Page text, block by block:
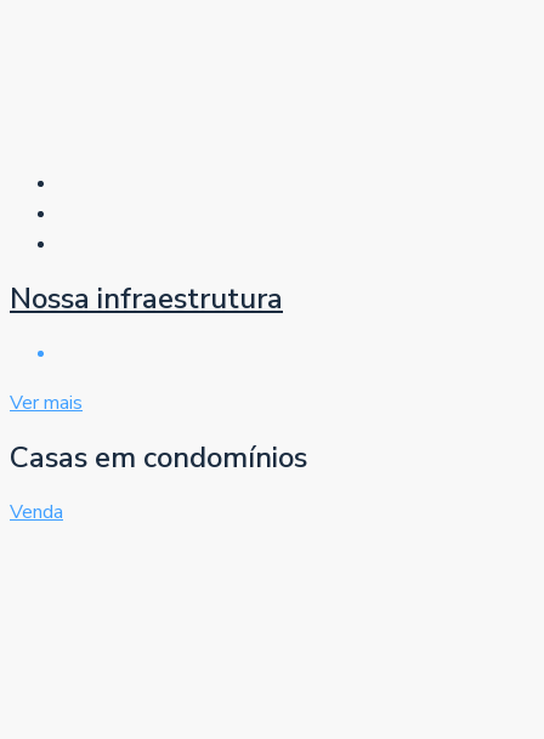
Nossa infraestrutura
Ver mais
Casas em condomínios
Venda